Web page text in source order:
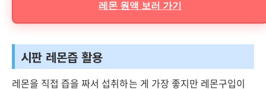
레몬 원액 보러 가기
시판 레몬즙 활용
레몬을 직접 즙을 짜서 섭취하는 게 가장 좋지만 레몬구입이